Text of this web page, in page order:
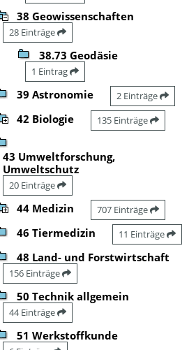
38 Geowissenschaften
28 Einträge
38.73 Geodäsie
1 Eintrag
39 Astronomie 2 Einträge
42 Biologie 135 Einträge
43 Umweltforschung,
Umweltschutz
20 Einträge
44 Medizin 707 Einträge
46 Tiermedizin 11 Einträge
48 Land- und Forstwirtschaft
156 Einträge
50 Technik allgemein
44 Einträge
51 Werkstoffkunde